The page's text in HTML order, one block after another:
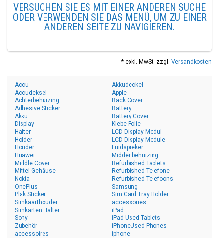
VERSUCHEN SIE ES MIT EINER ANDEREN SUCHE
ODER VERWENDEN SIE DAS MENÜ, UM ZU EINER
ANDEREN SEITE ZU NAVIGIEREN.
* exkl. MwSt. zzgl. Versandkosten
Accu
Accudeksel
Achterbehuizing
Adhesive Sticker
Akku
Akkudeckel
Apple
Back Cover
Battery
Battery Cover
Display
Halter
Holder
Houder
Huawei
Klebe Folie
LCD Display Modul
LCD Display Module
Luidspreker
Middenbehuizing
Middle Cover
Mittel Gehäuse
Nokia
OnePlus
Plak Sticker
Refurbished Tablets
Refurbished Telefone
Refurbished Telefoons
Samsung
Sim Card Tray Holder
Simkaarthouder
Simkarten Halter
Sony
Zubehör
accessoires
accessories
iPad
iPad Used Tablets
iPhoneUsed Phones
iphone